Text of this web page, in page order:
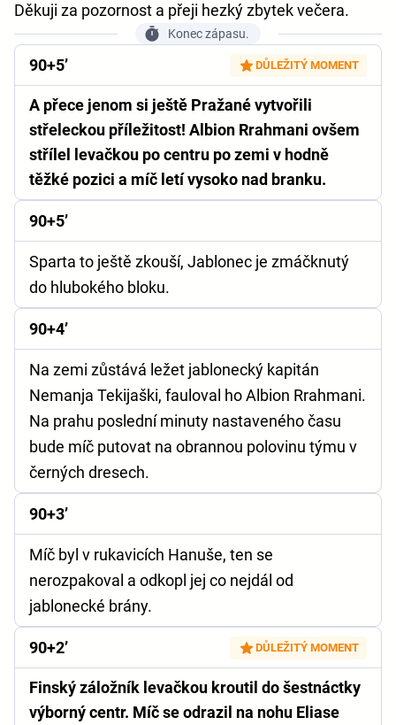
Děkuji za pozornost a přeji hezký zbytek večera.
Konec zápasu.
90+5’ DŮLEŽITÝ MOMENT
A přece jenom si ještě Pražané vytvořili
střeleckou příležitost! Albion Rrahmani ovšem
střílel levačkou po centru po zemi v hodně
těžké pozici a míč letí vysoko nad branku.
90+5’
Sparta to ještě zkouší, Jablonec je zmáčknutý
do hlubokého bloku.
90+4’
Na zemi zůstává ležet jablonecký kapitán
Nemanja Tekijaški, fauloval ho Albion Rrahmani.
Na prahu poslední minuty nastaveného času
bude míč putovat na obrannou polovinu týmu v
černých dresech.
90+3’
Míč byl v rukavicích Hanuše, ten se
nerozpakoval a odkopl jej co nejdál od
jablonecké brány.
90+2’ DŮLEŽITÝ MOMENT
Finský záložník levačkou kroutil do šestnáctky
výborný centr. Míč se odrazil na nohu Eliase